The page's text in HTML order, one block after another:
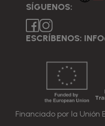
SÍGUENOS:
ESCRÍBENOS:
Financiado por la Unión